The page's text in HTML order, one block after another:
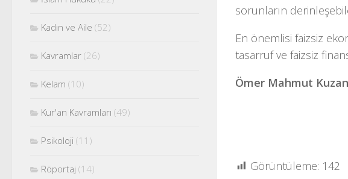
sorunların
En önemlisi faizsiz
tasarruf ve faizsiz
Ömer Mahmut
Görüntüleme: 142
Kadın ve Aile (52)
Kavramlar (26)
Kelam (10)
Kur'an Kavramları (49)
Psikoloji (11)
Röportaj (14)